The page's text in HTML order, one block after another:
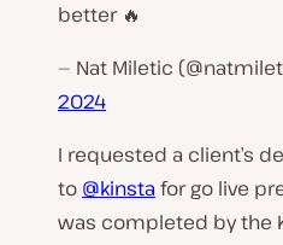
better 🔥
— Nat Miletic
2024
I requested a client’s
to @kinstafor go live
was completed by the